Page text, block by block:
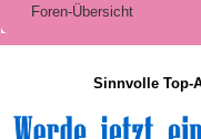
Foren-Übersicht
Sinnvolle Top-